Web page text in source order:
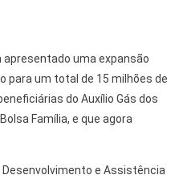
uma expansão
para um total de 15 milhões de
do Auxílio Gás dos
Família, e que agora
e Assistência